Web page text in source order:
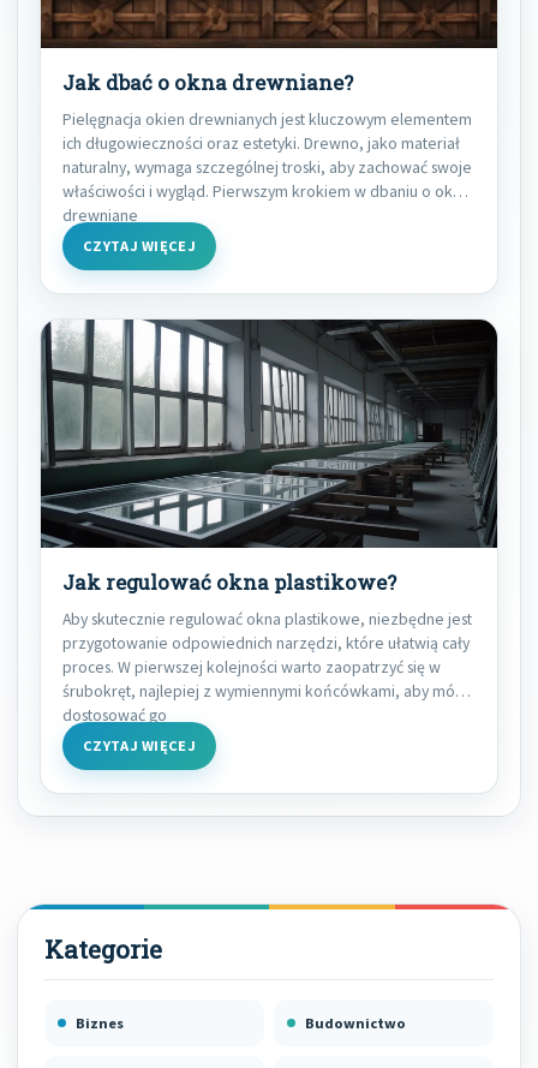
Jak dbać o okna drewniane?
Pielęgnacja okien drewnianych jest kluczowym elementem
ich długowieczności oraz estetyki. Drewno, jako materiał
naturalny, wymaga szczególnej troski, aby zachować swoje
właściwości i wygląd. Pierwszym krokiem w dbaniu o okna
drewniane
CZYTAJ WIĘCEJ
Jak regulować okna plastikowe?
Aby skutecznie regulować okna plastikowe, niezbędne jest
przygotowanie odpowiednich narzędzi, które ułatwią cały
proces. W pierwszej kolejności warto zaopatrzyć się w
śrubokręt, najlepiej z wymiennymi końcówkami, aby móc
dostosować go
CZYTAJ WIĘCEJ
Biznes Budownictwo